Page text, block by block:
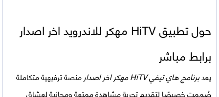
حول تطبيق HiTV مهكر للاندرويد اخر اصدار
برابط مباشر
يعدبرنامج هاي تيفي HiTV مهكر اخر اصدار
منصة ترفيهية متكاملة
صُممت خصيصًا لتقديم تجربة مشاهدة ممتعة ومجانية لعشاق